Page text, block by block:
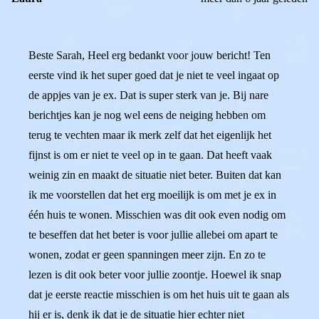
Beste Sarah, Heel erg bedankt voor jouw bericht! Ten
eerste vind ik het super goed dat je niet te veel ingaat op
de appjes van je ex. Dat is super sterk van je. Bij nare
berichtjes kan je nog wel eens de neiging hebben om
terug te vechten maar ik merk zelf dat het eigenlijk het
fijnst is om er niet te veel op in te gaan. Dat heeft vaak
weinig zin en maakt de situatie niet beter. Buiten dat kan
ik me voorstellen dat het erg moeilijk is om met je ex in
één huis te wonen. Misschien was dit ook even nodig om
te beseffen dat het beter is voor jullie allebei om apart te
wonen, zodat er geen spanningen meer zijn. En zo te
lezen is dit ook beter voor jullie zoontje. Hoewel ik snap
dat je eerste reactie misschien is om het huis uit te gaan als
hij er is, denk ik dat je de situatie hier echter niet